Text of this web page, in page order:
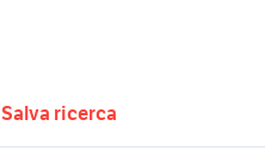
Salva ricerca